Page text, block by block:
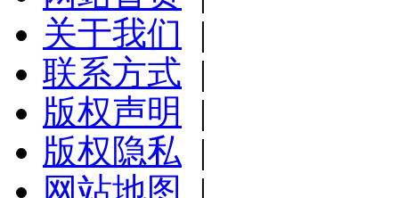
关于我们 |
联系方式 |
版权声明
|
版权隐私 |
网站地图
|